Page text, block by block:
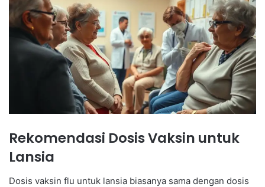
Rekomendasi Dosis Vaksin untuk
Lansia
Dosis vaksin flu untuk lansia biasanya sama dengan dosis